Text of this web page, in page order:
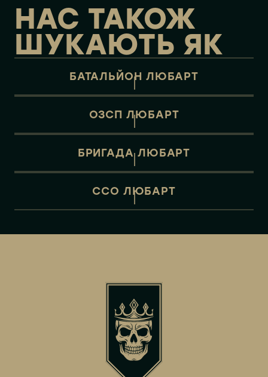
НАС ТАКОЖ
ШУКАЮТЬ ЯК
БАТАЛЬЙОН ЛЮБАРТ
ОЗСП ЛЮБАРТ
БРИГАДА ЛЮБАРТ
ССО ЛЮБАРТ